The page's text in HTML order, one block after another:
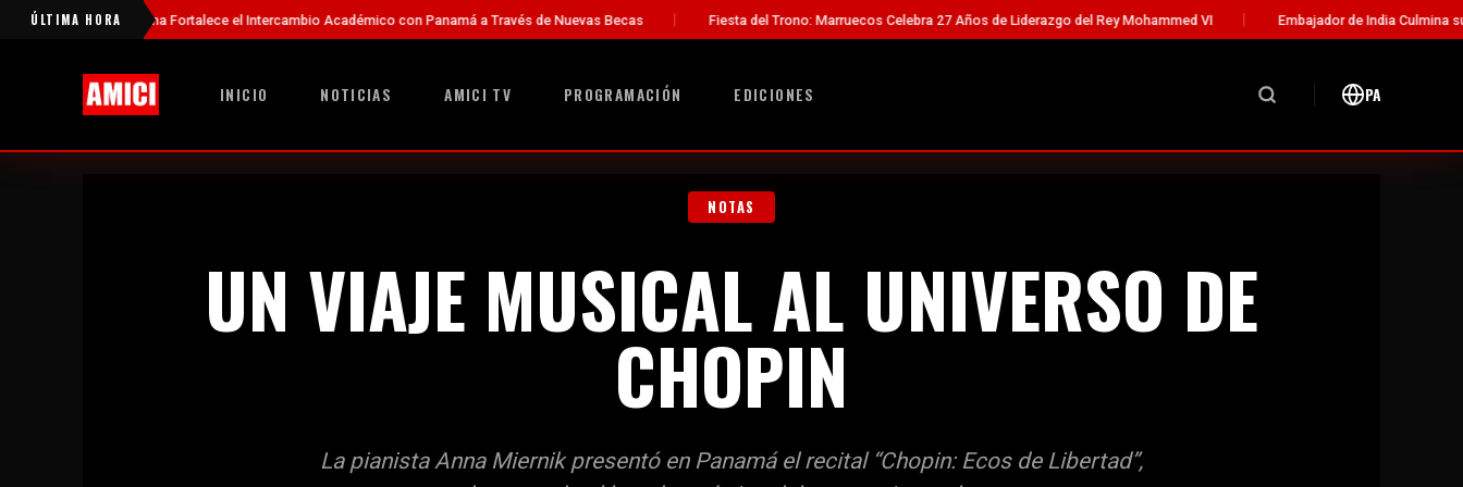
ÚLTIMA HORA
Fortalece el Intercambio Académico con Panamá a Través de Nuevas Becas Fiesta del Trono: Marruecos Celebra 27 Años de Liderazgo del Rey Mohammed VI Embajador de India Culmina su Misión Diplomática
INICIO NOTICIAS AMICI TV PROGRAMACIÓN EDICIONES PA
NOTAS
UN VIAJE MUSICAL AL UNIVERSO DE
CHOPIN
La pianista Anna Miernik presentó en Panamá el recital “Chopin: Ecos de Libertad”,